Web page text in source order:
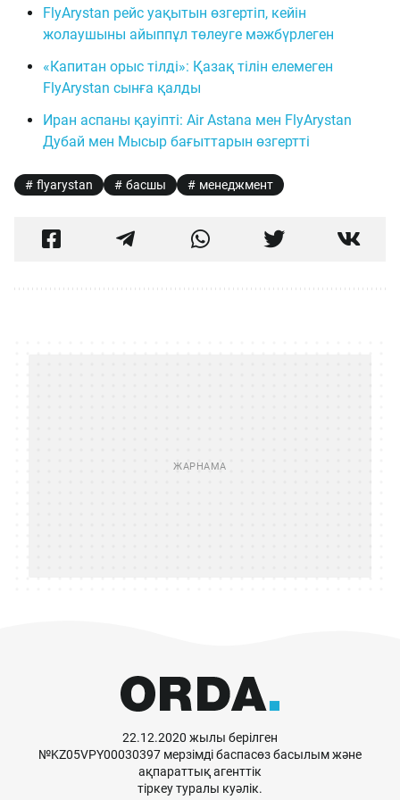
FlyArystan рейс уақытын өзгертіп, кейін
жолаушыны айыппұл төлеуге мәжбүрлеген
«Капитан орыс тілді»: Қазақ тілін елемеген
FlyArystan сынға қалды
Иран аспаны қауіпті: Air Astana мен FlyArystan
Дубай мен Мысыр бағыттарын өзгертті
flyarystan басшы менеджмент
22.12.2020 жылы берілген
№KZ05VPY00030397 мерзімді баспасөз басылым және
ақпараттық агенттік
тіркеу туралы куәлік.